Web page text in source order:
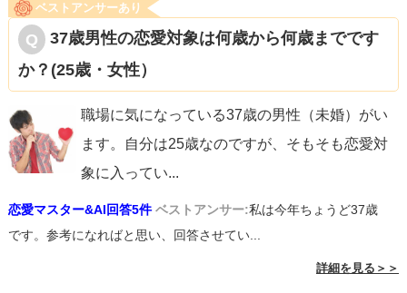
ベストアンサーあり
37歳男性の恋愛対象は何歳から何歳までです
か？(25歳・女性）
職場に気になっている37歳の男性（未婚）がい
ます。自分は25歳なのですが、そもそも恋愛対
象に入ってい...
恋愛マスター&AI回答5件 ベストアンサー:私は今年ちょうど37歳
です。参考になればと思い、回答させてい...
詳細を見る＞＞